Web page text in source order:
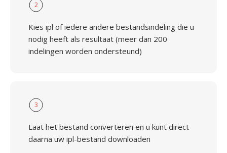
2
Kies ipl of iedere andere bestandsindeling die u
nodig heeft als resultaat (meer dan 200
indelingen worden ondersteund)
3
Laat het bestand converteren en u kunt direct
daarna uw ipl-bestand downloaden